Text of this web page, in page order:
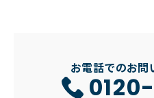
お電話でのお問